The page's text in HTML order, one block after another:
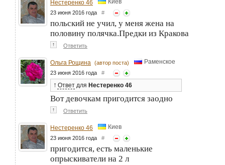
Нестеренко 46 Киев
23 июня 2016 года #
польский не учил, у меня жена на
половину полячка.Предки из Кракова
↑ Ответить
Ольга Рощина (автор поста) Раменское
23 июня 2016 года #
↑ Ответ для Нестеренко 46
Вот девочкам пригодится заодно
↑ Ответить
Нестеренко 46 Киев
23 июня 2016 года #
пригодится, есть маленькие
опрыскиватели на 2 л